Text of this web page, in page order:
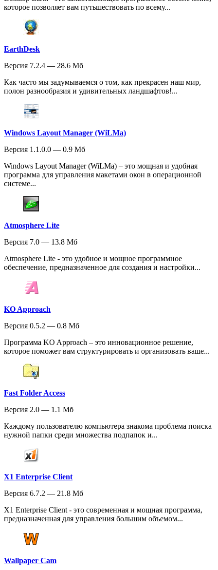
которое позволяет вам путьшествовать по всему...
EarthDesk
Версия 7.2.4 — 28.6 Мб
Как часто мы задумываемся о том, как прекрасен наш мир,
полон разнообразия и удивительных ландшафтов!...
Windows Layout Manager (WiLMa)
Версия 1.1.0.0 — 0.9 Мб
Windows Layout Manager (WiLMa) – это мощная и удобная
программа для управления макетами окон в операционной
системе...
Atmosphere Lite
Версия 7.0 — 13.8 Мб
Atmosphere Lite - это удобное и мощное программное
обеспечение, предназначенное для создания и настройки...
KO Approach
Версия 0.5.2 — 0.8 Мб
Программа KO Approach – это инновационное решение,
которое поможет вам структурировать и организовать ваше...
Fast Folder Access
Версия 2.0 — 1.1 Мб
Каждому пользователю компьютера знакома проблема поиска
нужной папки среди множества подпапок и...
X1 Enterprise Client
Версия 6.7.2 — 21.8 Мб
X1 Enterprise Client - это современная и мощная программа,
предназначенная для управления большим объемом...
Wallpaper Cam